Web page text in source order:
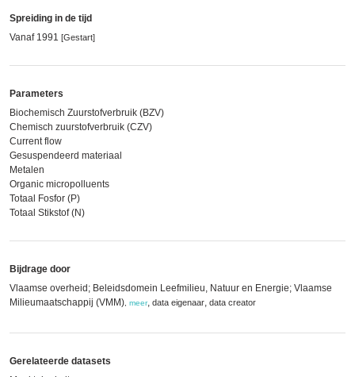
Spreiding in de tijd
Vanaf 1991 [Gestart]
Parameters
Biochemisch Zuurstofverbruik (BZV)
Chemisch zuurstofverbruik (CZV)
Current flow
Gesuspendeerd materiaal
Metalen
Organic micropolluents
Totaal Fosfor (P)
Totaal Stikstof (N)
Bijdrage door
Vlaamse overheid; Beleidsdomein Leefmilieu, Natuur en Energie; Vlaamse
Milieumaatschappij (VMM) meer, data eigenaar, data creator
Gerelateerde datasets